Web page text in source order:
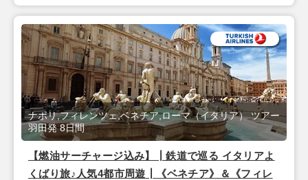
【燃油サーチャージ込み】┃鉄道で巡る イタリアよ
くばり旅♪人気4都市周遊┃《ベネチア》＆《フィレ
ナポリ,フィレンツェ,ベネチア,ローマ（イタリア） ツアー
羽田発 8日間